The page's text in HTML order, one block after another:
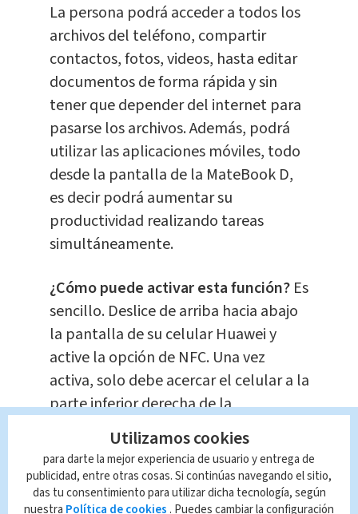
La persona podrá acceder a todos los
archivos del teléfono, compartir
contactos, fotos, videos, hasta editar
documentos de forma rápida y sin
tener que depender del internet para
pasarse los archivos. Además, podrá
utilizar las aplicaciones móviles, todo
desde la pantalla de la MateBook D,
es decir podrá aumentar su
productividad realizando tareas
simultáneamente.
¿Cómo puede activar esta función?Es
sencillo. Deslice de arriba hacia abajo
la pantalla de su celular Huawei y
active la opción de NFC. Una vez
activa, solo debe acercar el celular a la
parte inferior derecha de la
computadora donde está el sello
“Huawei Share” y la computadora
hará el resto. Cabe destacar que el
celular debe tener la personalización
Utilizamos cookies
para darte la mejor experiencia de usuario y entrega de
publicidad, entre otras cosas. Si continúas navegando el sitio,
das tu consentimiento para utilizar dicha tecnología, según
nuestra Política de cookies . Puedes cambiar la configuración